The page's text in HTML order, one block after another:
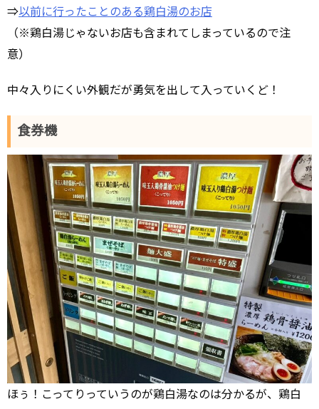
⇒以前に行ったことのある鶏白湯のお店
（※鶏白湯じゃないお店も含まれてしまっているので注
意）
中々入りにくい外観だが勇気を出して入っていくど！
食券機
ほぅ！こってりっていうのが鶏白湯なのは分かるが、鶏白